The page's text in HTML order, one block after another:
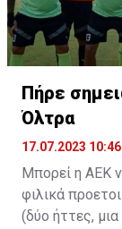
Πήρε
Όλτρα
17.07.2023 10:46
Μπορεί η ΑΕΚ
φιλικά
(δύο ήττες,